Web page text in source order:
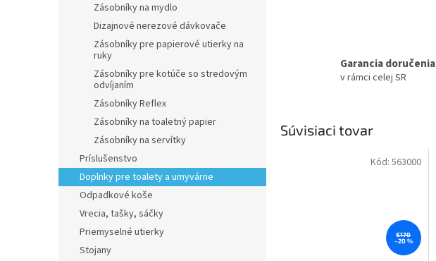
Zásobníky na mydlo
Dizajnové nerezové dávkovače
Zásobníky pre papierové utierky na
ruky
Zásobníky pre kotúče so stredovým
odvíjaním
Zásobníky Reflex
Zásobníky na toaletný papier
Zásobníky na servítky
Príslušenstvo
Doplnky pre toalety a umyvárne
Odpadkové koše
Vrecia, tašky, sáčky
Priemyselné utierky
Stojany
Garancia doručenia
v rámci celej SR
Súvisiaci tovar
€170
–20 %
Kód: 563000